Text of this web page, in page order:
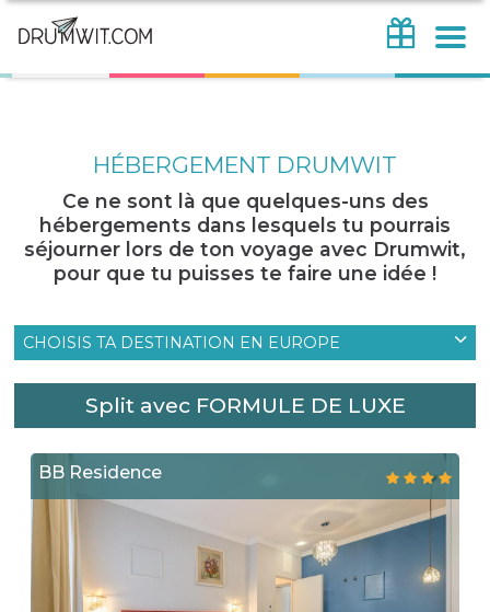
HÉBERGEMENT DRUMWIT
Ce ne sont là que quelques-uns des
hébergements dans lesquels tu pourrais
séjourner lors de ton voyage avec Drumwit,
pour que tu puisses te faire une idée !
CHOISIS TA DESTINATION EN EUROPE
Split avec FORMULE DE LUXE
BB Residence